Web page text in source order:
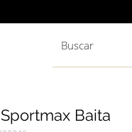
Baita